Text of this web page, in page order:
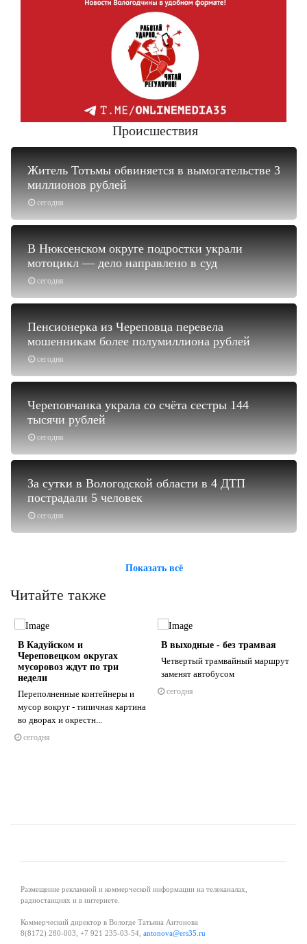
Происшествия
сегодня
Житель Тотьмы обвиняется в вымогательстве 3
миллионов рублей
сегодня
В Нюксенском округе подростки украли
мотоцикл — дело направлено в суд
сегодня
Пенсионерка из Череповца перевела
мошенникам более полумиллиона рублей
сегодня
Череповчанка украла со счёта сестры 144
тысячи рублей
сегодня
За сутки в Вологодской области в 4 ДТП
пострадали 5 человек
Показать всё
Читайте также
В Кадуйском и
Череповецком округах
мусоровоз ждут по три
недели
Переполненные контейнеры и
мусор вокруг - типичная картина
во дворах и окрестн...
сегодня
В выходные - без трамвая
Четвертый трамвайный маршрут
заменят автобусом
сегодня
Размещение рекламной и коммерческой информации на телеканалах,
радиостанциях и в интернете.
Коммерческий директор в Вологде Татьяна Антонова
8(8172) 280-003, +7 921 235-03-54, antonova@ers35.ru